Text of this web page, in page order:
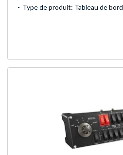
Type de produit: Tableau de bord